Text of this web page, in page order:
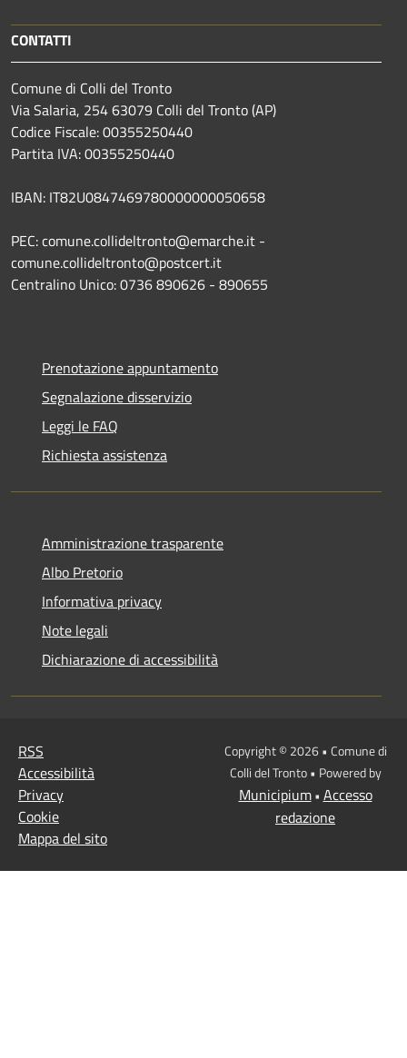
CONTATTI
Comune di Colli del Tronto
Via Salaria, 254 63079 Colli del Tronto (AP)
Codice Fiscale: 00355250440
Partita IVA: 00355250440
IBAN: IT82U0847469780000000050658
PEC: comune.collideltronto@emarche.it -
comune.collideltronto@postcert.it
Centralino Unico: 0736 890626 - 890655
Prenotazione appuntamento
Segnalazione disservizio
Leggi le FAQ
Richiesta assistenza
Amministrazione trasparente
Albo Pretorio
Informativa privacy
Note legali
Dichiarazione di accessibilità
RSS
Accessibilità
Privacy
Cookie
Mappa del sito
Copyright © 2026 • Comune di
Colli del Tronto • Powered by
Municipium• Accesso
redazione